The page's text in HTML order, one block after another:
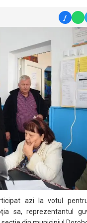
f
azi la votul
sa, reprezentantul